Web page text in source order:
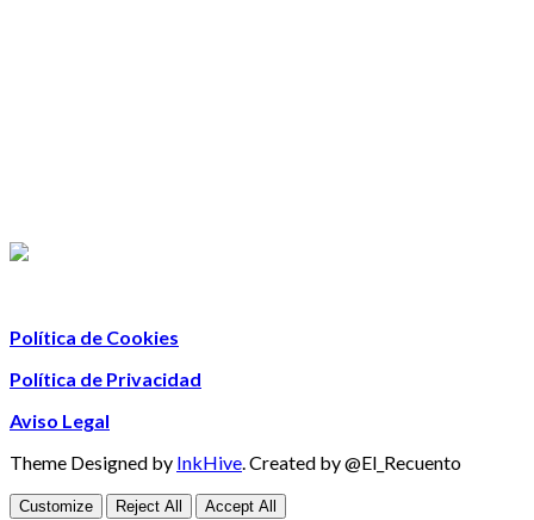
Política de Cookies
Política de Privacidad
Aviso Legal
Theme Designed by InkHive Created by @El_Recuento
Customize Reject All Accept All